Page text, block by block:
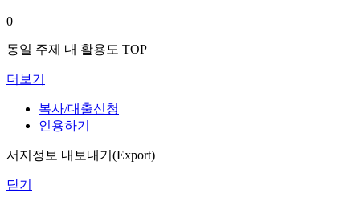
0
동일 주제 내 활용도 TOP
더보기
복사/대출신청
인용하기
서지정보 내보내기(Export)
닫기